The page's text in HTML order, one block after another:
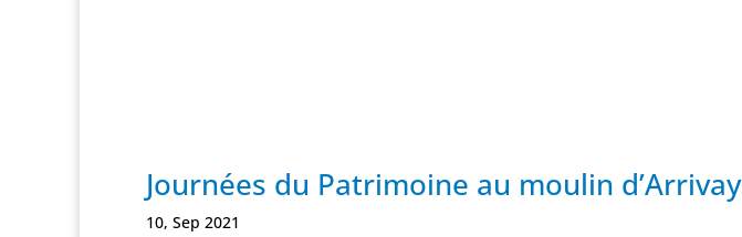
Journées du Patrimoine au moulin d’Arrivay
10, Sep 2021